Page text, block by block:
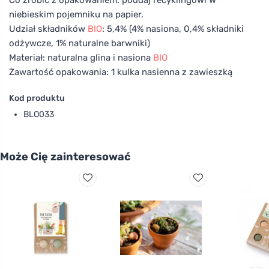
niebieskim pojemniku na papier.
Udział składników BIO: 5,4% (4% nasiona, 0,4% składniki
odżywcze, 1% naturalne barwniki)
Materiał: naturalna glina i nasiona BIO
Zawartość opakowania: 1 kulka nasienna z zawieszką
Kod produktu
BLO033
Może Cię zainteresować